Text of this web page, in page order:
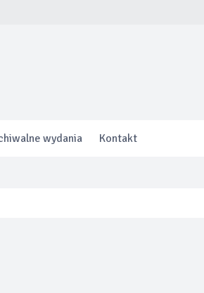
wydania Kontakt